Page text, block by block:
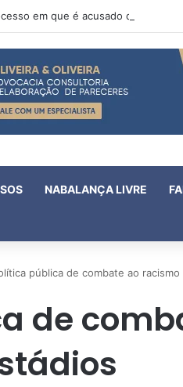
NABALANÇA LIVRE
pública de combate ao
de